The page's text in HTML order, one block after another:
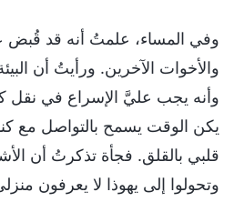
وفي المساء، علمتُ أنه قد قُبض
والأخوات الآخرين. ورأيتُ أن
وأنه يجب عليَّ الإسراع في نقل
يكن الوقت يسمح بالتواصل مع
قلبي بالقلق. فجأة تذكرتُ أن
وتحولوا إلى يهوذا لا يعرفون